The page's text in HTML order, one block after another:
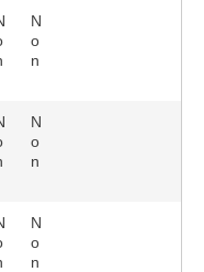
N
o
n
N
o
n
N
o
n